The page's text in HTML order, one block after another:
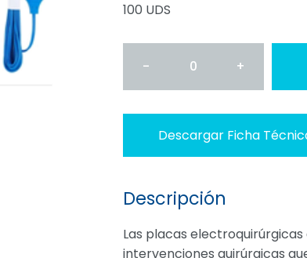
100 UDS
- 0 +
Descargar Ficha
Descripción
Las placas
intervenciones quirúrgicas